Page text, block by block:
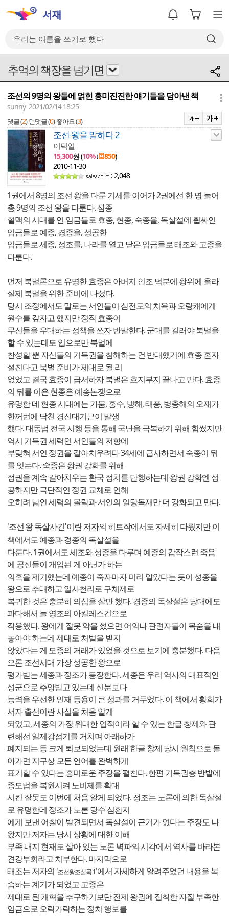
추억의 책장을 넘기면
조선의 9명의 왕들에 얽힌 흥미진진한 얘기들을 담아낸 책
sunny 2021/02/14 18:25
댓글 (2) 먼댓글 (0) 좋아요 (3)
조선 왕을 말하다 2
이덕일
15,300원 (10%↓ 850)
2010-11-30
: 2,048
1권에서 8명의 조선 왕을 다룬 기세를 이어가 2권에선 한 명 늘어
총 9명의 조선 왕을 다룬다. 삼종
혈맥의 시대를 연 임금들로 효종, 현종, 숙종을, 독살설에 휩싸인
임금들로 예종, 경종을, 성공한
임금들로 세종, 정조를, 나라를 열고 닫은 임금들로 태조와 고종을
다룬다.
먼저 북벌론으로 유명한 효종은 아버지 인조 덕분에 왕위에 올라
실제 북벌을 위한 준비에 나섰다.
당시 조정에서도 말로는 서인들이 삼전도의 치욕과 오랑캐에게
원수를 갚자고 했지만 정작 효종이
무신들을 우대하는 정책을 쓰자 반발한다. 군대를 길러야 북벌을
할 수 있는데도 입으로만 북벌에
찬성할 뿐 자신들의 기득권을 침해하는 건 반대했기에 효종 혼자
설친다고 북벌 준비가 제대로 될 리
없었고 결국 효종이 급서하자 북벌은 흐지부지 끝나고 만다. 효종
의 뒤를 이은 현종은 예송논쟁으로
유명한 데 현종 시대에는 가뭄, 홍수, 냉해, 태풍, 병충해의 오재가
한꺼번에 닥친 경신대기근이 발생
했다. 대동법 전국 시행 등을 통해 국난을 극복하기 위해 힘썼지만
역시 기득권 세력인 서인들의 저항에
부딪혀 서인 정권을 갈아치우려다 34세에 급사하면서 숙종이 뒤
를 잇는다. 숙종은 왕권 강화를 위해
정권을 계속 갈아치우는 환국 정치를 단행하는데 왕권 강화엔 성
공하지만 극단적인 정권 교체로 인해
오히려 남인 세력의 몰락과 서인의 일당독재만 더 강화되고 만다.
'조선왕 독살사건'이란 저자의 히트작에서도 자세히 다뤘지만 이
책에서도 예종과 경종의 독살설을
다룬다. 1권에서도 세조와 성종을 다루며 예종의 갑작스런 죽음
에 공신들이 개입된 게 아닌가 하는
의혹을 제기했는데 예종이 죽자마자 미리 알았다는 듯이 성종을
왕으로 추대하고 일사천리로 구체제로
복귀한 것은 충분히 의심을 살만 했다. 경종의 독살설은 당대에도
파다해서 늘 영조의 아킬레스건으로
작용했다. 왕에게 잘못 약을 썼으면 어의나 관련자들이 목숨을 내
놓아야 하는데 제대로 처벌을 받지
않았다는 게 모종의 거래가 있었을 것으로 보기에 충분했다. 다음
으론 조선시대 가장 성공한 왕으로
평가받는 세종과 정조가 등장한다. 세종은 우리 역사의 대표적인
성군으로 추앙받고 있는데 신분보다
능력을 우선한 인재 등용이 큰 성과를 거두었다. 이 책에서 황희가
서자 출신이란 사실을 처음 알게
되었고, 세종의 가장 위대한 업적이라 할 수 있는 한글 창제와 관
련해선 일제강점기를 거치며 아래하가
폐지되는 등 크게 퇴보되었는데 원래 한글 창제 당시 원칙으로 돌
아가면 지구상 모든 언어를 완벽하게
표기할 수 있다는 흥미로운 주장을 펼친다. 한편 기득권층 반발에
종모법을 복원시켜 노비제를 확대
시킨 잘못도 이번에 처음 알게 되었다. 정조는 노론에 의한 독살설
로 유명한데 정조가 노론 당수 심환지
에게 보낸 어찰이 발견되면서 독살설이 근거가 없다는 주장도 나
왔지만 저자는 당시 상황에 대한 이해
부족 내지 현재도 살아 있는 노론 벽파의 시각에서 역사를 바라본
견강부회라고 치부한다. 마지막으로
태조는 저자의 '조선왕조실록 1'에서 자세하게 알려주었던 내용을 복
습하는 계기가 되었고 고종은
제대로 된 개혁을 추구하기보단 전제 왕권에 집착한 자질 부족한
임금으로 오락가락하는 정치 행보를